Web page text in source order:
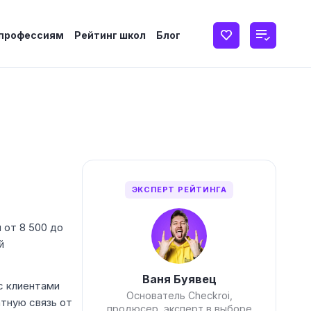
Рейтинг школ Блог
от 8 500 до
клиентами
связь от
ЭКСПЕРТ РЕЙТИНГА
Ваня Буявец
Основатель Checkroi,
продюсер, эксперт в выборе